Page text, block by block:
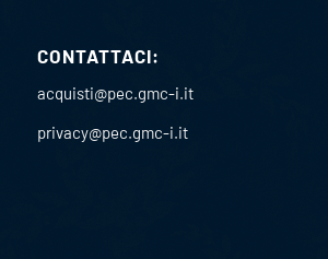
CONTATTACI:
acquisti@pec.gmc-i.it
privacy@pec.gmc-i.it